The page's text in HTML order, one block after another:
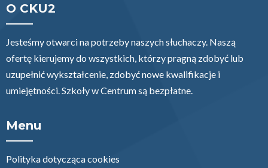
O CKU2
Jesteśmy otwarci na potrzeby naszych słuchaczy. Naszą
ofertę kierujemy do wszystkich, którzy pragną zdobyć lub
uzupełnić wykształcenie, zdobyć nowe kwalifikacje i
umiejętności. Szkoły w Centrum są bezpłatne.
Menu
Polityka dotycząca cookies